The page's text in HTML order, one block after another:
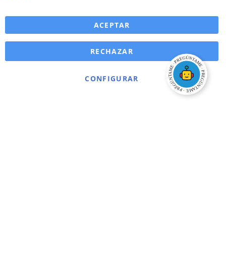
ACEPTAR
CONFIGURAR
RECHAZAR